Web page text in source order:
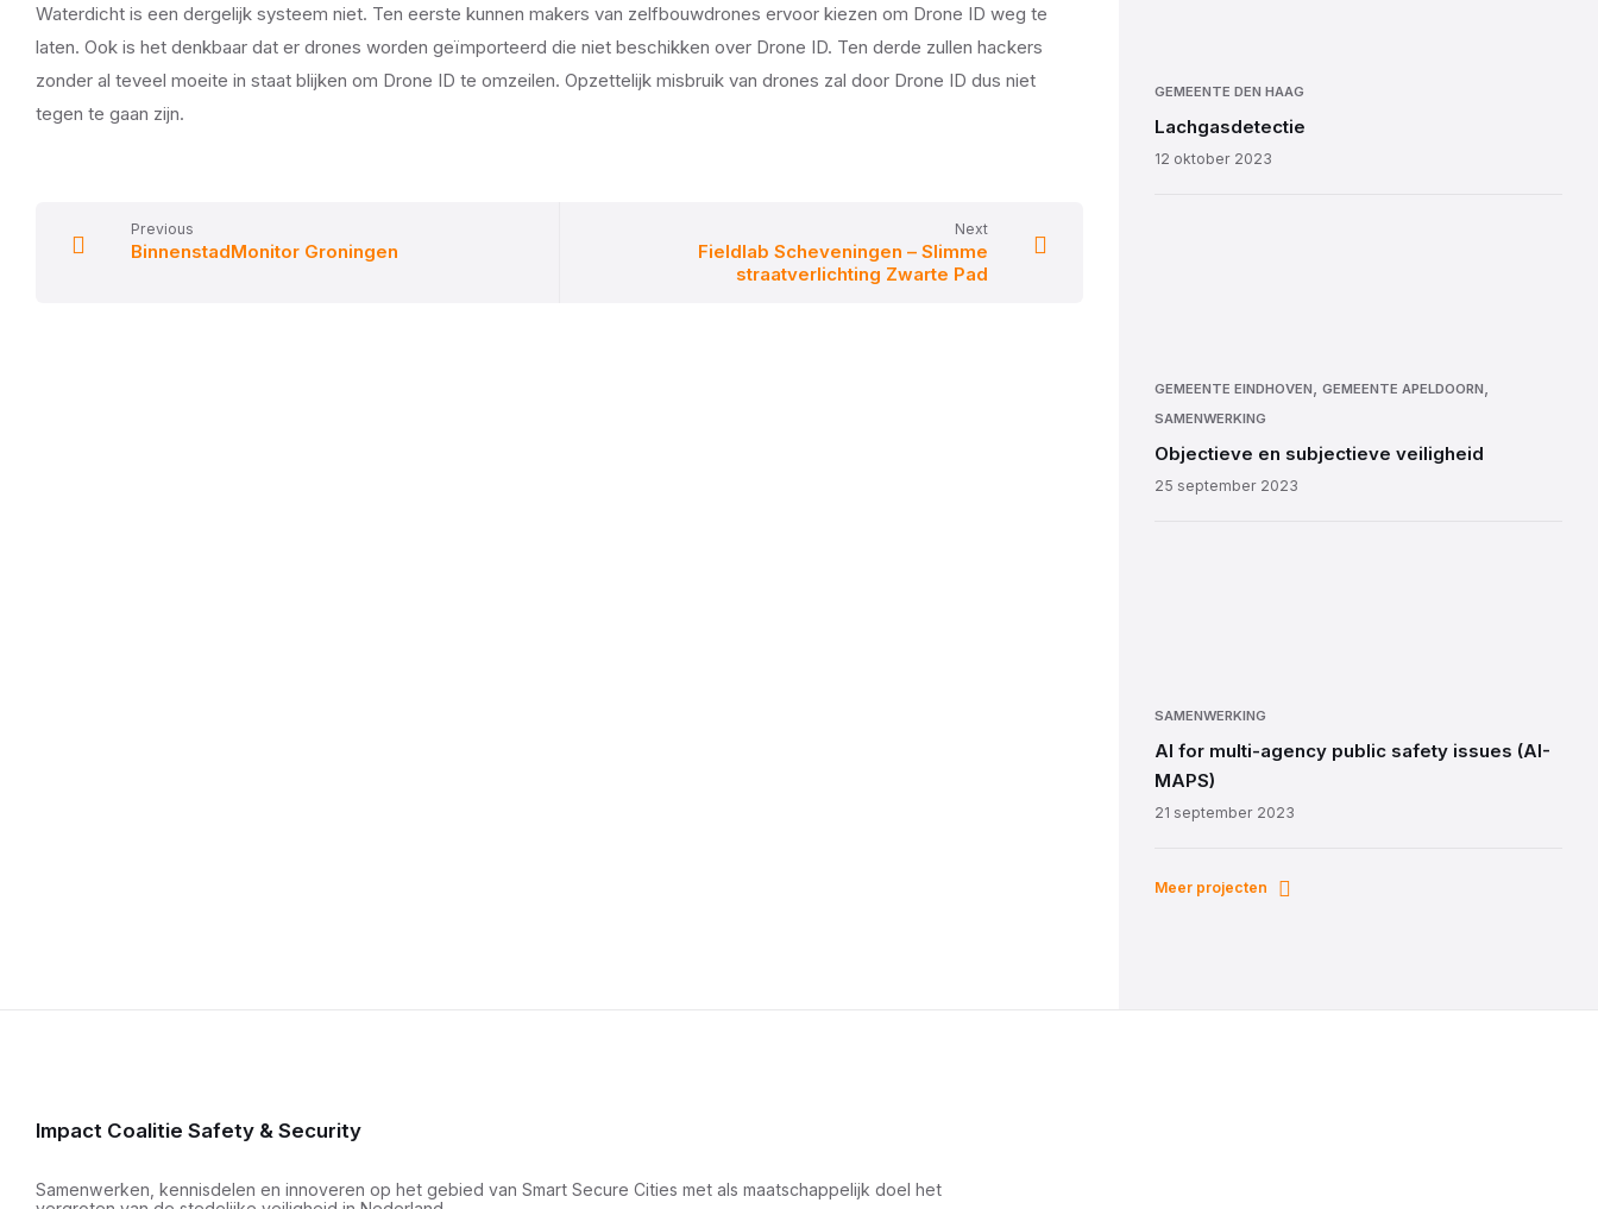
Waterdicht is een dergelijk systeem niet. Ten eerste kunnen makers van zelfbouwdrones ervoor kiezen om Drone ID weg te
laten. Ook is het denkbaar dat er drones worden geïmporteerd die niet beschikken over Drone ID. Ten derde zullen hackers
zonder al teveel moeite in staat blijken om Drone ID te omzeilen. Opzettelijk misbruik van drones zal door Drone ID dus niet
tegen te gaan zijn.
Previous
BinnenstadMonitor Groningen
Next
Fieldlab Scheveningen – Slimme
straatverlichting Zwarte Pad
GEMEENTE DEN HAAG
Lachgasdetectie
12 oktober 2023
GEMEENTE EINDHOVEN, GEMEENTE APELDOORN,
SAMENWERKING
Objectieve en subjectieve veiligheid
25 september 2023
SAMENWERKING
AI for multi-agency public safety issues (AI-
MAPS)
21 september 2023
Meer projecten
Impact Coalitie Safety & Security
Samenwerken, kennisdelen en innoveren op het gebied van Smart Secure Cities met als maatschappelijk doel het